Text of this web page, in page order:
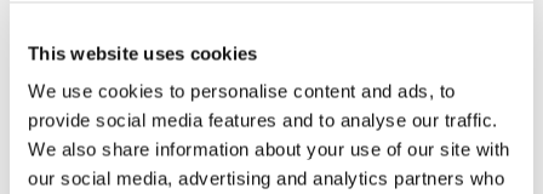
This website uses cookies
We use cookies to personalise content and ads, to
provide social media features and to analyse our traffic.
We also share information about your use of our site with
our social media, advertising and analytics partners who
Lägg till i varukorg
T-shirt Avant barn grön 92 cm
G0007
T-shirt Avant barn grön 104-110
cm
G0010